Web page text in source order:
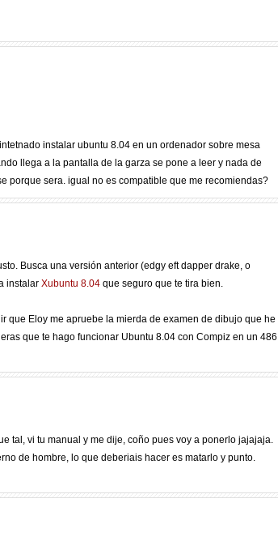
instalar ubuntu 8.04 en un ordenador sobre mesa
llega a la pantalla de la garza se pone a leer y nada de
porque sera. igual no es compatible que me recomiendas?
Busca una versión anterior (edgy eft dapper drake, o
instalar Xubuntu 8.04 que seguro que te tira bien.
que Eloy me apruebe la mierda de examen de dibujo que he
que te hago funcionar Ubuntu 8.04 con Compiz en un 486
tal, vi tu manual y me dije, coño pues voy a ponerlo jajajaja.
de hombre, lo que deberiais hacer es matarlo y punto.